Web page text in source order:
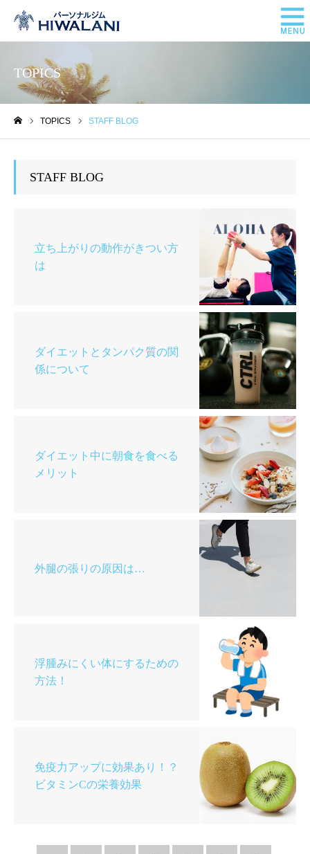
TOPICS
TOPICS STAFF BLOG
STAFF BLOG
立ち上がりの動作がきつい方
は
ダイエットとタンパク質の関
係について
ダイエット中に朝食を食べる
メリット
外腿の張りの原因は…
浮腫みにくい体にするための
方法！
免疫力アップに効果あり！？
ビタミンCの栄養効果